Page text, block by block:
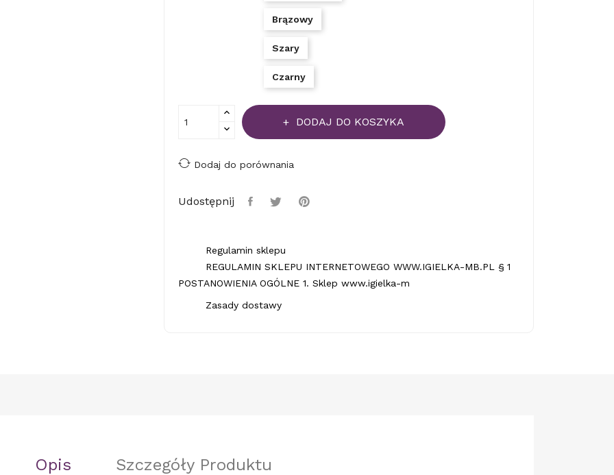
Brązowy
Szary
Czarny
DODAJ DO KOSZYKA
Dodaj do porównania
Udostępnij
Regulamin sklepu
REGULAMIN SKLEPU INTERNETOWEGO WWW.IGIELKA-MB.PL § 1
POSTANOWIENIA OGÓLNE 1. Sklep www.igielka-m
Zasady dostawy
Opis Szczegóły Produktu